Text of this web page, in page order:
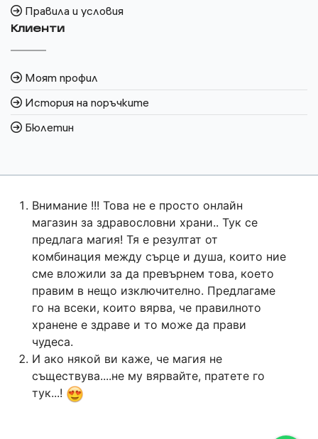
Правила и условия
Клиенти
Моят профил
История на поръчките
Бюлетин
Внимание !!! Това не е просто онлайн
магазин за здравословни храни.. Тук се
предлага магия! Тя е резултат от
комбинация между сърце и душа, които ние
сме вложили за да превърнем това, което
правим в нещо изключително. Предлагаме
го на всеки, които вярва, че правилното
хранене е здраве и то може да прави
чудеса.
И ако някой ви каже, че магия не
съществува....не му вярвайте, пратете го
тук...!